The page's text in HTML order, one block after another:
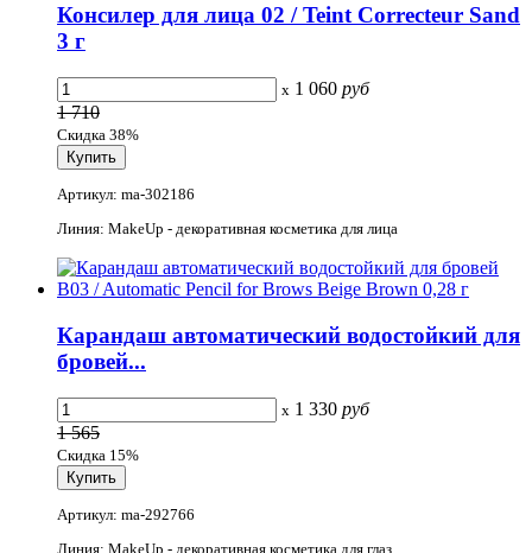
Консилер для лица 02 / Teint Correcteur Sand
3 г
x 1 060 руб
1 710
Скидка 38%
Артикул: ma-302186
Линия: MakeUp - декоративная косметика для лица
Карандаш автоматический водостойкий для
бровей...
x 1 330 руб
1 565
Скидка 15%
Артикул: ma-292766
Линия: MakeUp - декоративная косметика для глаз